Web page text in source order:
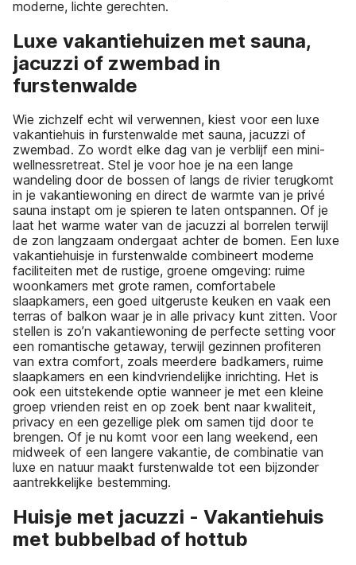
moderne, lichte gerechten.
Luxe vakantiehuizen met sauna,
jacuzzi of zwembad in
furstenwalde
Wie zichzelf echt wil verwennen, kiest voor een luxe
vakantiehuis in furstenwalde met sauna, jacuzzi of
zwembad. Zo wordt elke dag van je verblijf een mini-
wellnessretreat. Stel je voor hoe je na een lange
wandeling door de bossen of langs de rivier terugkomt
in je vakantiewoning en direct de warmte van je privé
sauna instapt om je spieren te laten ontspannen. Of je
laat het warme water van de jacuzzi al borrelen terwijl
de zon langzaam ondergaat achter de bomen. Een luxe
vakantiehuisje in furstenwalde combineert moderne
faciliteiten met de rustige, groene omgeving: ruime
woonkamers met grote ramen, comfortabele
slaapkamers, een goed uitgeruste keuken en vaak een
terras of balkon waar je in alle privacy kunt zitten. Voor
stellen is zo’n vakantiewoning de perfecte setting voor
een romantische getaway, terwijl gezinnen profiteren
van extra comfort, zoals meerdere badkamers, ruime
slaapkamers en een kindvriendelijke inrichting. Het is
ook een uitstekende optie wanneer je met een kleine
groep vrienden reist en op zoek bent naar kwaliteit,
privacy en een gezellige plek om samen tijd door te
brengen. Of je nu komt voor een lang weekend, een
midweek of een langere vakantie, de combinatie van
luxe en natuur maakt furstenwalde tot een bijzonder
aantrekkelijke bestemming.
Huisje met jacuzzi - Vakantiehuis
met bubbelbad of hottub